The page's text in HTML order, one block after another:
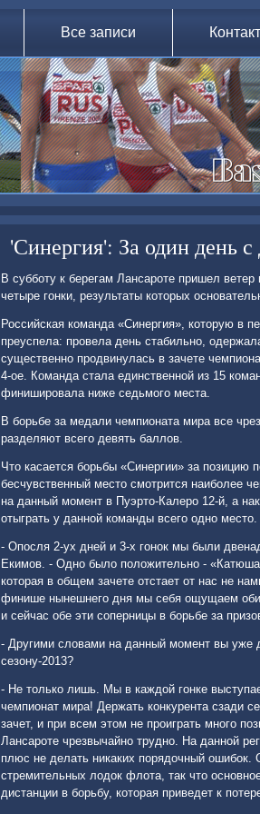
Все записи
'Синергия': За один день с
В субботу к берегам Лансароте пришел
четыре гонки, результаты которых
Российская команда «Синергия», которую в
преуспела: провела день стабильно,
существенно продвинулась в зачете
4-ое. Команда стала единственной из 15
финишировала ниже седьмого места.
В борьбе за медали чемпионата мира все
разделяют всего девять баллов.
Что касается борьбы «Синергии» за позицию
бесчувственный место смотрится наиболее
на данный момент в Пуэрто-Калеро 12-й, а
отыграть у данной команды всего одно место.
- Опосля 2-ух дней и 3-х гонок мы были
Екимов. - Одно было положительно -
которая в общем зачете отстает от нас не
финише нынешнего дня мы себя ощущаем
и сейчас обе эти соперницы в борьбе за
- Другими словами на данный момент вы уже
сезону-2013?
- Не только лишь. Мы в каждой гонке
чемпионат мира! Держать конкурента сзади
зачет, и при всем этом не проиграть много
Лансароте чрезвычайно трудно. На данной
плюс не делать никаких порядочный ошибок.
стремительных лодок флота, так что
дистанции в борьбу, которая приведет к